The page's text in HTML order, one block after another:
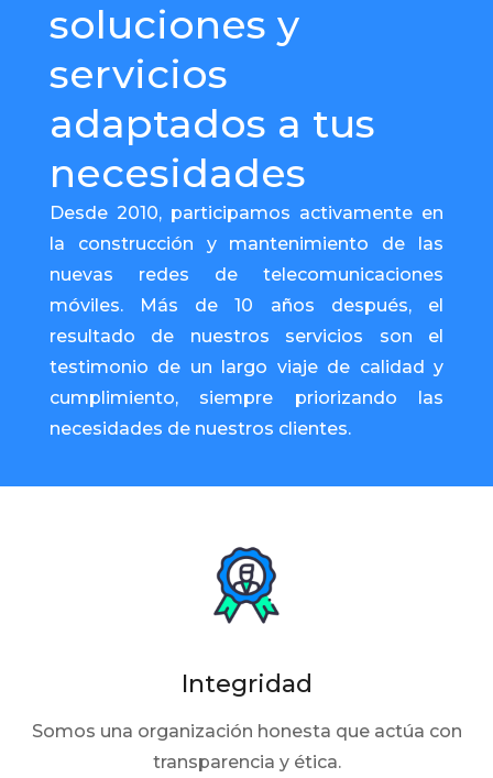
soluciones y
servicios
adaptados a tus
necesidades
Desde 2010, participamos activamente en
la construcción y mantenimiento de las
nuevas redes de telecomunicaciones
móviles. Más de 10 años después, el
resultado de nuestros servicios son el
testimonio de un largo viaje de calidad y
cumplimiento, siempre priorizando las
necesidades de nuestros clientes.
Integridad
Somos una organización honesta que actúa con
transparencia y ética.